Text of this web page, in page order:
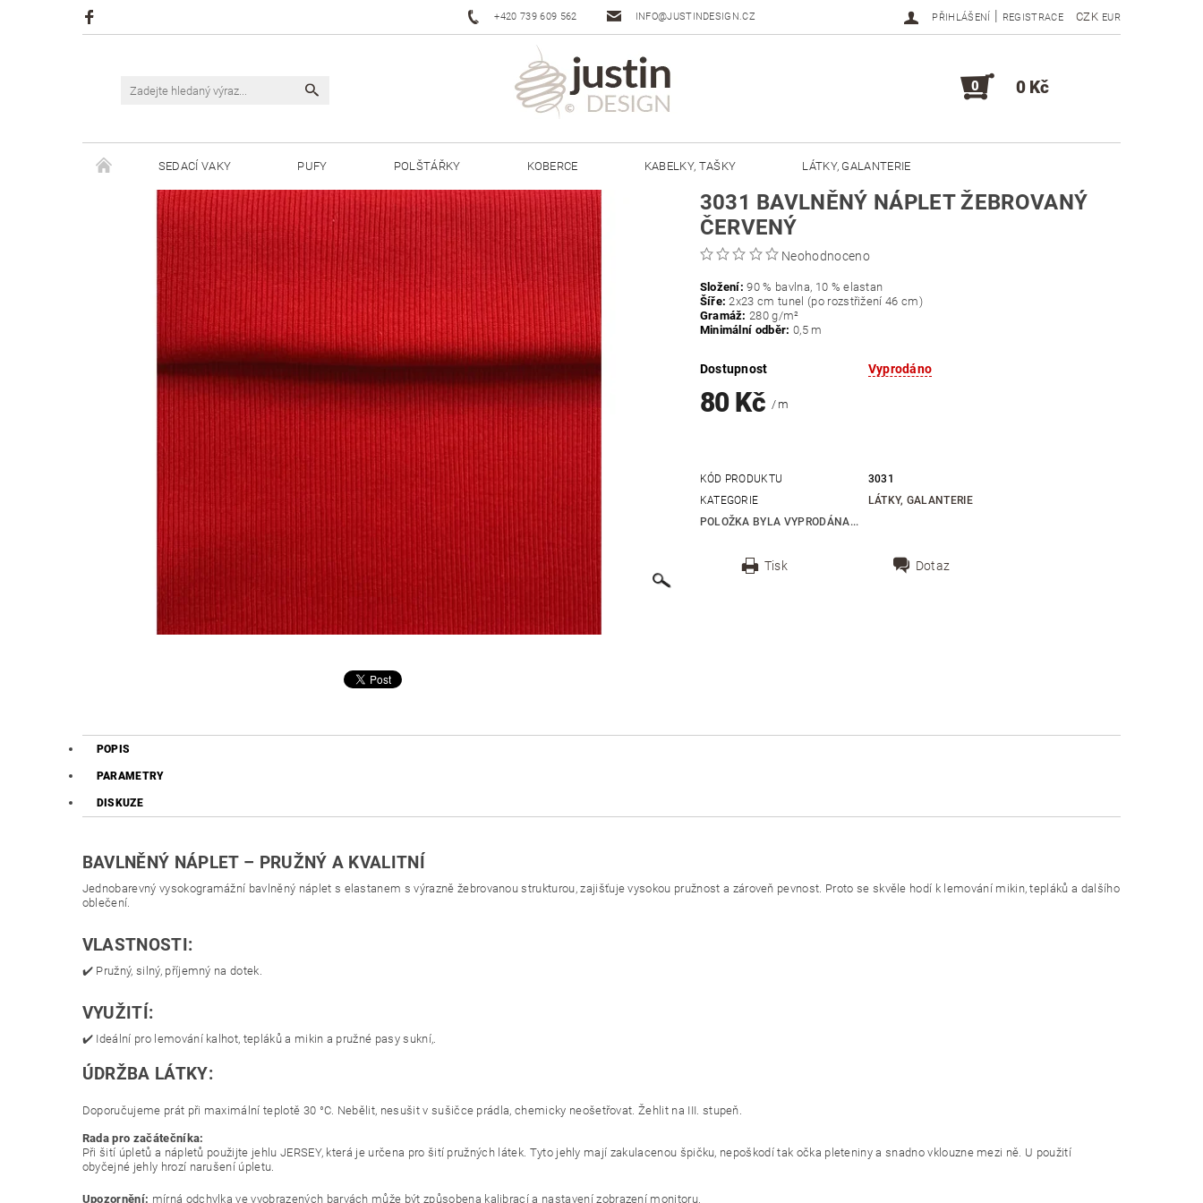
+420 739 609 562 INFO@JUSTINDESIGN.CZ CZK EUR
PŘIHLÁŠENÍ | REGISTRACE
0 0 Kč
SEDACÍ VAKY PUFY POLŠTÁŘKY KOBERCE KABELKY, TAŠKY LÁTKY, GALANTERIE
ŠPAGÁTY JUSTIN ŠPAGÁTY BISKVIT ŠŇŮRY JUSTIN 3 MM ŠŇŮRY JUSTIN 5 MM DOPLŇKY, KOMPONENTY
3031 BAVLNĚNÝ NÁPLET ŽEBROVANÝ
ČERVENÝ
Neohodnoceno
Složení: 90 % bavlna, 10 % elastan
Šíře: 2x23 cm tunel (po rozstřižení 46 cm)
Gramáž: 280g/m²
Minimální odběr:0,5 m
Dostupnost Vyprodáno
80 Kč / m
KÓD PRODUKTU
3031
KATEGORIE
LÁTKY, GALANTERIE
POLOŽKA BYLA VYPRODÁNA...
Tisk Dotaz
POPIS
PARAMETRY
DISKUZE
BAVLNĚNÝ NÁPLET – PRUŽNÝ A KVALITNÍ
Jednobarevný vysokogramážní bavlněný náplet s elastanem s výrazně žebrovanou strukturou, zajišťuje vysokou pružnost a zároveň pevnost. Proto se skvěle hodí k lemování mikin, tepláků a dalšího
oblečení.
VLASTNOSTI:
✔️ Pružný, silný, příjemný na dotek.
VYUŽITÍ:
✔️ Ideální pro lemování kalhot, tepláků a mikin a pružné pasy sukní,.
ÚDRŽBA LÁTKY:
Doporučujeme prát při maximální teplotě 30 °C. Nebělit, nesušit v sušičce prádla, chemicky neošetřovat. Žehlit na III. stupeň.
Rada pro začátečníka:
Při šití úpletů a nápletů použijte jehlu JERSEY, která je určena pro šití pružných látek. Tyto jehly mají zakulacenou špičku, nepoškodí tak očka pleteniny a snadno vklouzne mezi ně. U použití
obyčejné jehly hrozí narušení úpletu.
Upozornění: mírná odchylka ve vyobrazených barvách může být způsobena kalibrací a nastavení zobrazení monitoru.